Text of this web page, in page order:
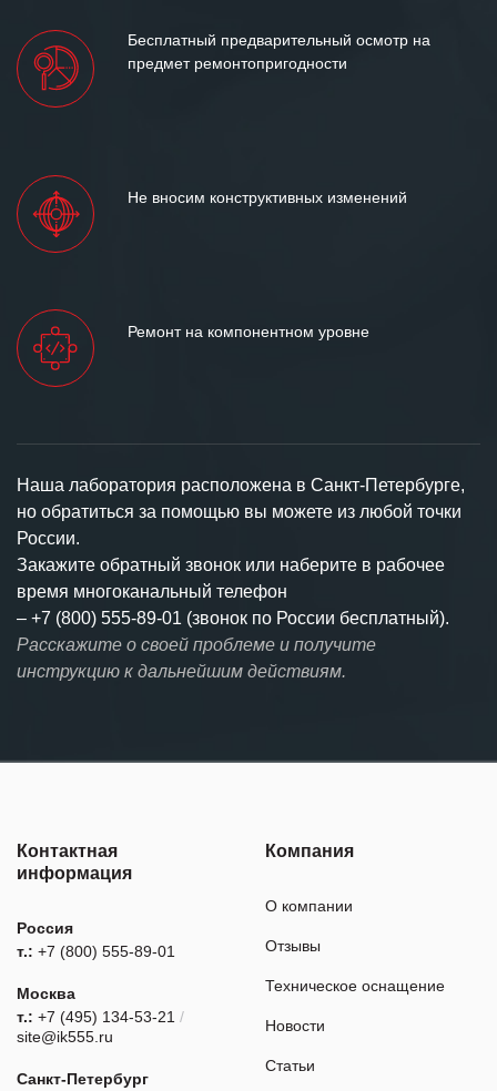
Бесплатный предварительный осмотр на
предмет ремонтопригодности
Не вносим конструктивных изменений
Ремонт на компонентном уровне
Наша лаборатория расположена в Санкт-Петербурге,
но обратиться за помощью вы можете из любой точки
России.
Закажите обратный звонок или наберите в рабочее
время многоканальный телефон
– +7 (800) 555-89-01 (звонок по России бесплатный).
Расскажите о своей проблеме и получите
инструкцию к дальнейшим действиям.
Контактная
информация
Россия
т.: +7 (800) 555-89-01
Москва
т.: +7 (495) 134-53-21 /
site@ik555.ru
Санкт-Петербург
Компания
О компании
Отзывы
Техническое оснащение
Новости
Статьи